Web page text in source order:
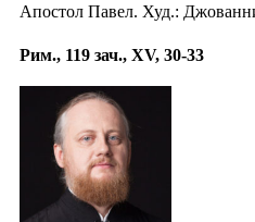
Апостол Павел. Худ.:
Рим., 119 зач., XV, 30-33